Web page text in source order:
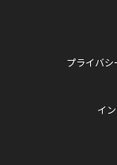
プライバ
イ